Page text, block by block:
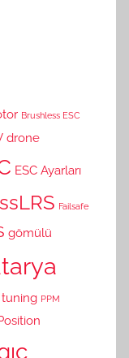
Brushless ESC
drone
ESC Ayarları
Failsafe
gömülü
tuning PPM